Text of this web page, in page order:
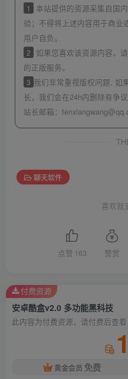
1
本站提供的资源采集自国
验；不得将上述内容用于商业
用户自负。
2
如果您喜欢该资源内容，
的正版服务。
3 我们非常重视版权问题, 如
长，我们会在24h内删除有争议
站长邮箱：
聊天软件
喜欢就
点赞 163 赞赏
安卓酷盒v2.0 多功能黑科技
此内容为付费资源，请付费后查看
黄金会员 免费
付费资源